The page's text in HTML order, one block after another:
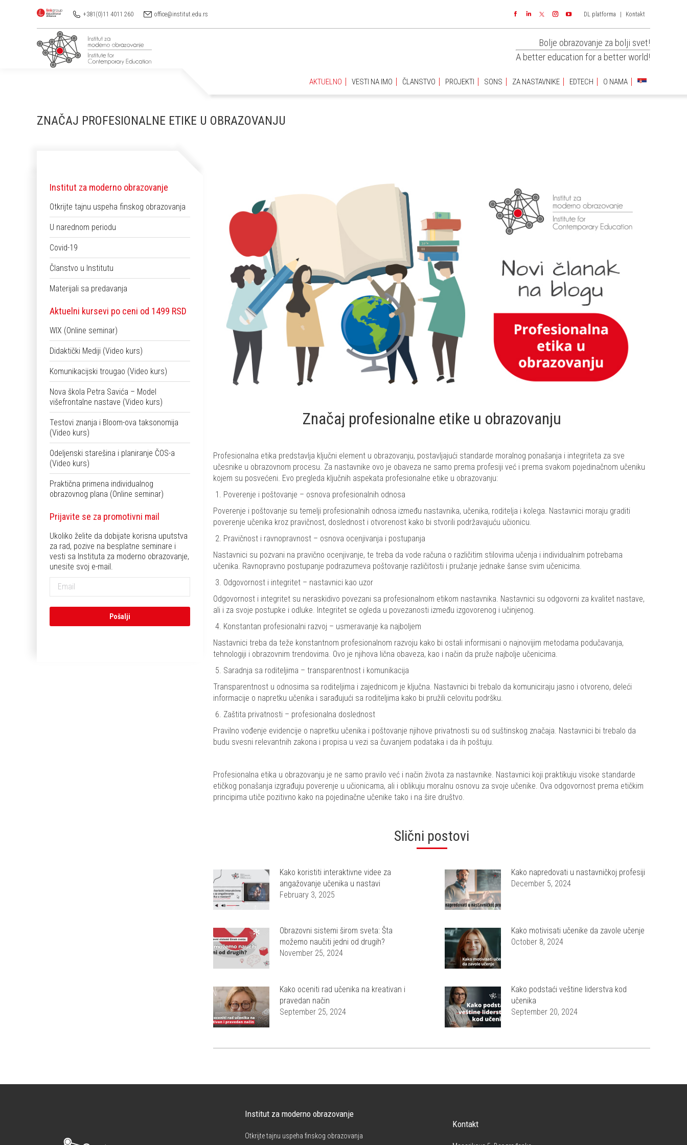
+381(0)11 4011 260 office@institut.edu.rs
FacebookLinkedin Instagram
DL platforma Kontakt
Bolje obrazovanje za bolji svet!
A better education for a better world!
AKTUELNO VESTI NA IMO ČLANSTVO PROJEKTI SONS ZA NASTAVNIKE EDTECH O NAMA
ZNAČAJ PROFESIONALNE ETIKE U OBRAZOVANJU
Značaj profesionalne etike u obrazovanju
Profesionalna etika predstavlja ključni element u obrazovanju, postavljajući standarde moralnog ponašanja i integriteta za sve
učesnike u obrazovnom procesu. Za nastavnike ovo je obaveza ne samo prema profesiji već i prema svakom pojedinačnom učeniku
kojem su posvećeni. Evo pregleda ključnih aspekata profesionalne etike u obrazovanju:
Poverenje i poštovanje – osnova profesionalnih odnosa
Poverenje i poštovanje su temelji profesionalnih odnosa između nastavnika, učenika, roditelja i kolega. Nastavnici moraju graditi
poverenje učenika kroz pravičnost, doslednost i otvorenost kako bi stvorili podržavajuću učionicu.
Pravičnost i ravnopravnost – osnova ocenjivanja i postupanja
Nastavnici su pozvani na pravično ocenjivanje, te treba da vode računa o različitim stilovima učenja i individualnim potrebama
učenika. Ravnopravno postupanje podrazumeva poštovanje različitosti i pružanje jednake šanse svim učenicima.
Odgovornost i integritet – nastavnici kao uzor
Odgovornost i integritet su neraskidivo povezani sa profesionalnom etikom nastavnika. Nastavnici su odgovorni za kvalitet nastave,
ali i za svoje postupke i odluke. Integritet se ogleda u povezanosti između izgovorenog i učinjenog.
Konstantan profesionalni razvoj – usmeravanje ka najboljem
Nastavnici treba da teže konstantnom profesionalnom razvoju kako bi ostali informisani o najnovijim metodama podučavanja,
tehnologiji i obrazovnim trendovima. Ovo je njihova lična obaveza, kao i način da pruže najbolje učenicima.
Saradnja sa roditeljima – transparentnost i komunikacija
Transparentnost u odnosima sa roditeljima i zajednicom je ključna. Nastavnici bi trebalo da komuniciraju jasno i otvoreno, deleći
informacije o napretku učenika i sarađujući sa roditeljima kako bi pružili celovitu podršku.
Zaštita privatnosti – profesionalna doslednost
Pravilno vođenje evidencije o napretku učenika i poštovanje njihove privatnosti su od suštinskog značaja. Nastavnici bi trebalo da
budu svesni relevantnih zakona i propisa u vezi sa čuvanjem podataka i da ih poštuju.
Profesionalna etika u obrazovanju je ne samo pravilo već i način života za nastavnike. Nastavnici koji praktikuju visoke standarde
etičkog ponašanja izgrađuju poverenje u učionicama, ali i oblikuju moralnu osnovu za svoje učenike. Ova odgovornost prema etičkim
principima utiče pozitivno kako na pojedinačne učenike tako i na šire društvo.
Slični postovi
Kako koristiti interaktivne videe za
angažovanje učenika u nastavi
February 3, 2025
Kako napredovati u nastavničkoj profesiji
December 5, 2024
Obrazovni sistemi širom sveta: Šta
možemo naučiti jedni od drugih?
November 25, 2024
Kako motivisati učenike da zavole učenje
October 8, 2024
Kako oceniti rad učenika na kreativan i
pravedan način
September 25, 2024
Kako podstaći veštine liderstva kod
učenika
September 20, 2024
Institut za moderno obrazovanje
Otkrijte tajnu uspeha finskog obrazovanja
U narednom periodu
Covid-19
Članstvo u Institutu
Materijali sa predavanja
Aktuelni kursevi po ceni od 1499 RSD
WIX (Online seminar)
Didaktički Mediji (Video kurs)
Komunikacijski trougao (Video kurs)
Nova škola Petra Savića – Model
višefrontalne nastave (Video kurs)
Testovi znanja i Bloom-ova taksonomija
(Video kurs)
Odeljenski starešina i planiranje ČOS-a
(Video kurs)
Praktična primena individualnog
obrazovnog plana (Online seminar)
Prijavite se za promotivni mail
Ukoliko želite da dobijate korisna uputstva
za rad, pozive na besplatne seminare i
vesti sa Instituta za moderno obrazovanje,
unesite svoj e-mail.
Institut za moderno obrazovanje
Otkrijte tajnu uspeha finskog obrazovanja
Kontakt
ZA NASTAVNIKE EDTECH O NAMA